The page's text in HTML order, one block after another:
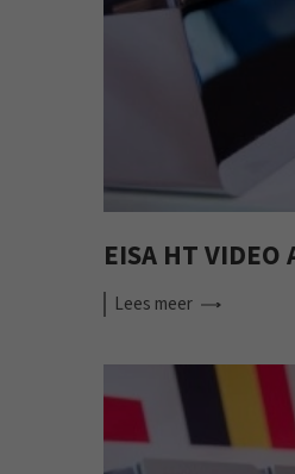
EISA HT VIDEO
Lees meer